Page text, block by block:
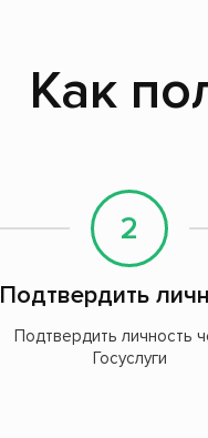
Как
2
Подтвердить
Подтвердить личность
Госуслуги